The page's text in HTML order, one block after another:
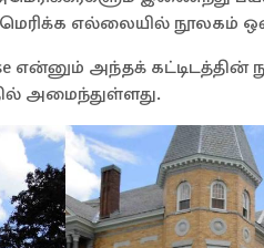
எல்லையில் நூலகம்
என்னும் அந்தக்
அமைந்துள்ளது.